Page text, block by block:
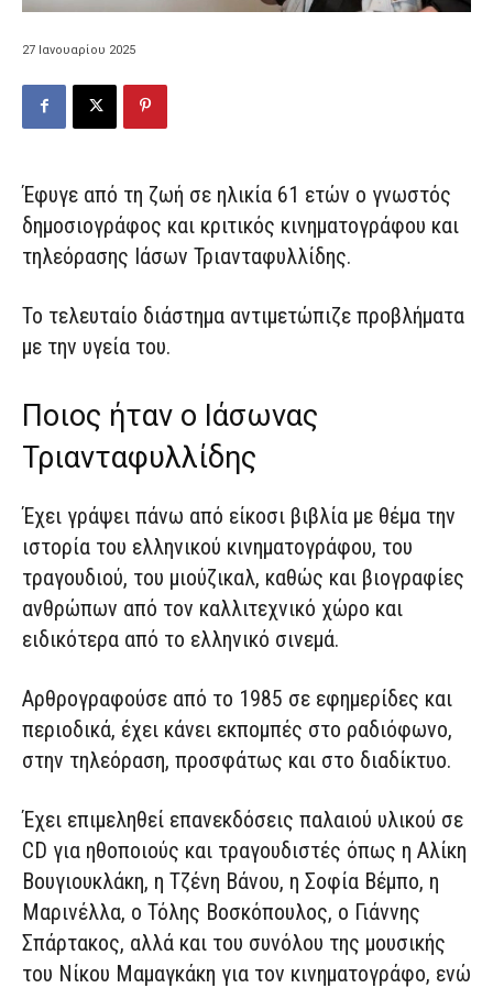
27 Ιανουαρίου 2025
Έφυγε από τη ζωή σε ηλικία 61 ετών ο γνωστός
δημοσιογράφος και κριτικός κινηματογράφου και
τηλεόρασης Ιάσων Τριανταφυλλίδης.
Το τελευταίο διάστημα αντιμετώπιζε προβλήματα
με την υγεία του.
Ποιος ήταν ο Ιάσωνας
Τριανταφυλλίδης
Έχει γράψει πάνω από είκοσι βιβλία με θέμα την
ιστορία του ελληνικού κινηματογράφου, του
τραγουδιού, του μιούζικαλ, καθώς και βιογραφίες
ανθρώπων από τον καλλιτεχνικό χώρο και
ειδικότερα από το ελληνικό σινεμά.
Αρθρογραφούσε από το 1985 σε εφημερίδες και
περιοδικά, έχει κάνει εκπομπές στο ραδιόφωνο,
στην τηλεόραση, προσφάτως και στο διαδίκτυο.
Έχει επιμεληθεί επανεκδόσεις παλαιού υλικού σε
CD για ηθοποιούς και τραγουδιστές όπως η Αλίκη
Βουγιουκλάκη, η Τζένη Βάνου, η Σοφία Βέμπο, η
Μαρινέλλα, ο Τόλης Βοσκόπουλος, ο Γιάννης
Σπάρτακος, αλλά και του συνόλου της μουσικής
του Νίκου Μαμαγκάκη για τον κινηματογράφο, ενώ